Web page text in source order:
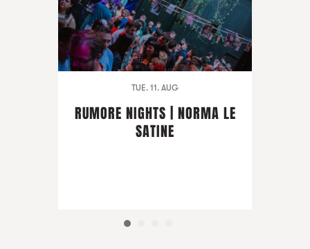
TUE. 11. AUG
RUMORE NIGHTS | NORMA LE
SATINE